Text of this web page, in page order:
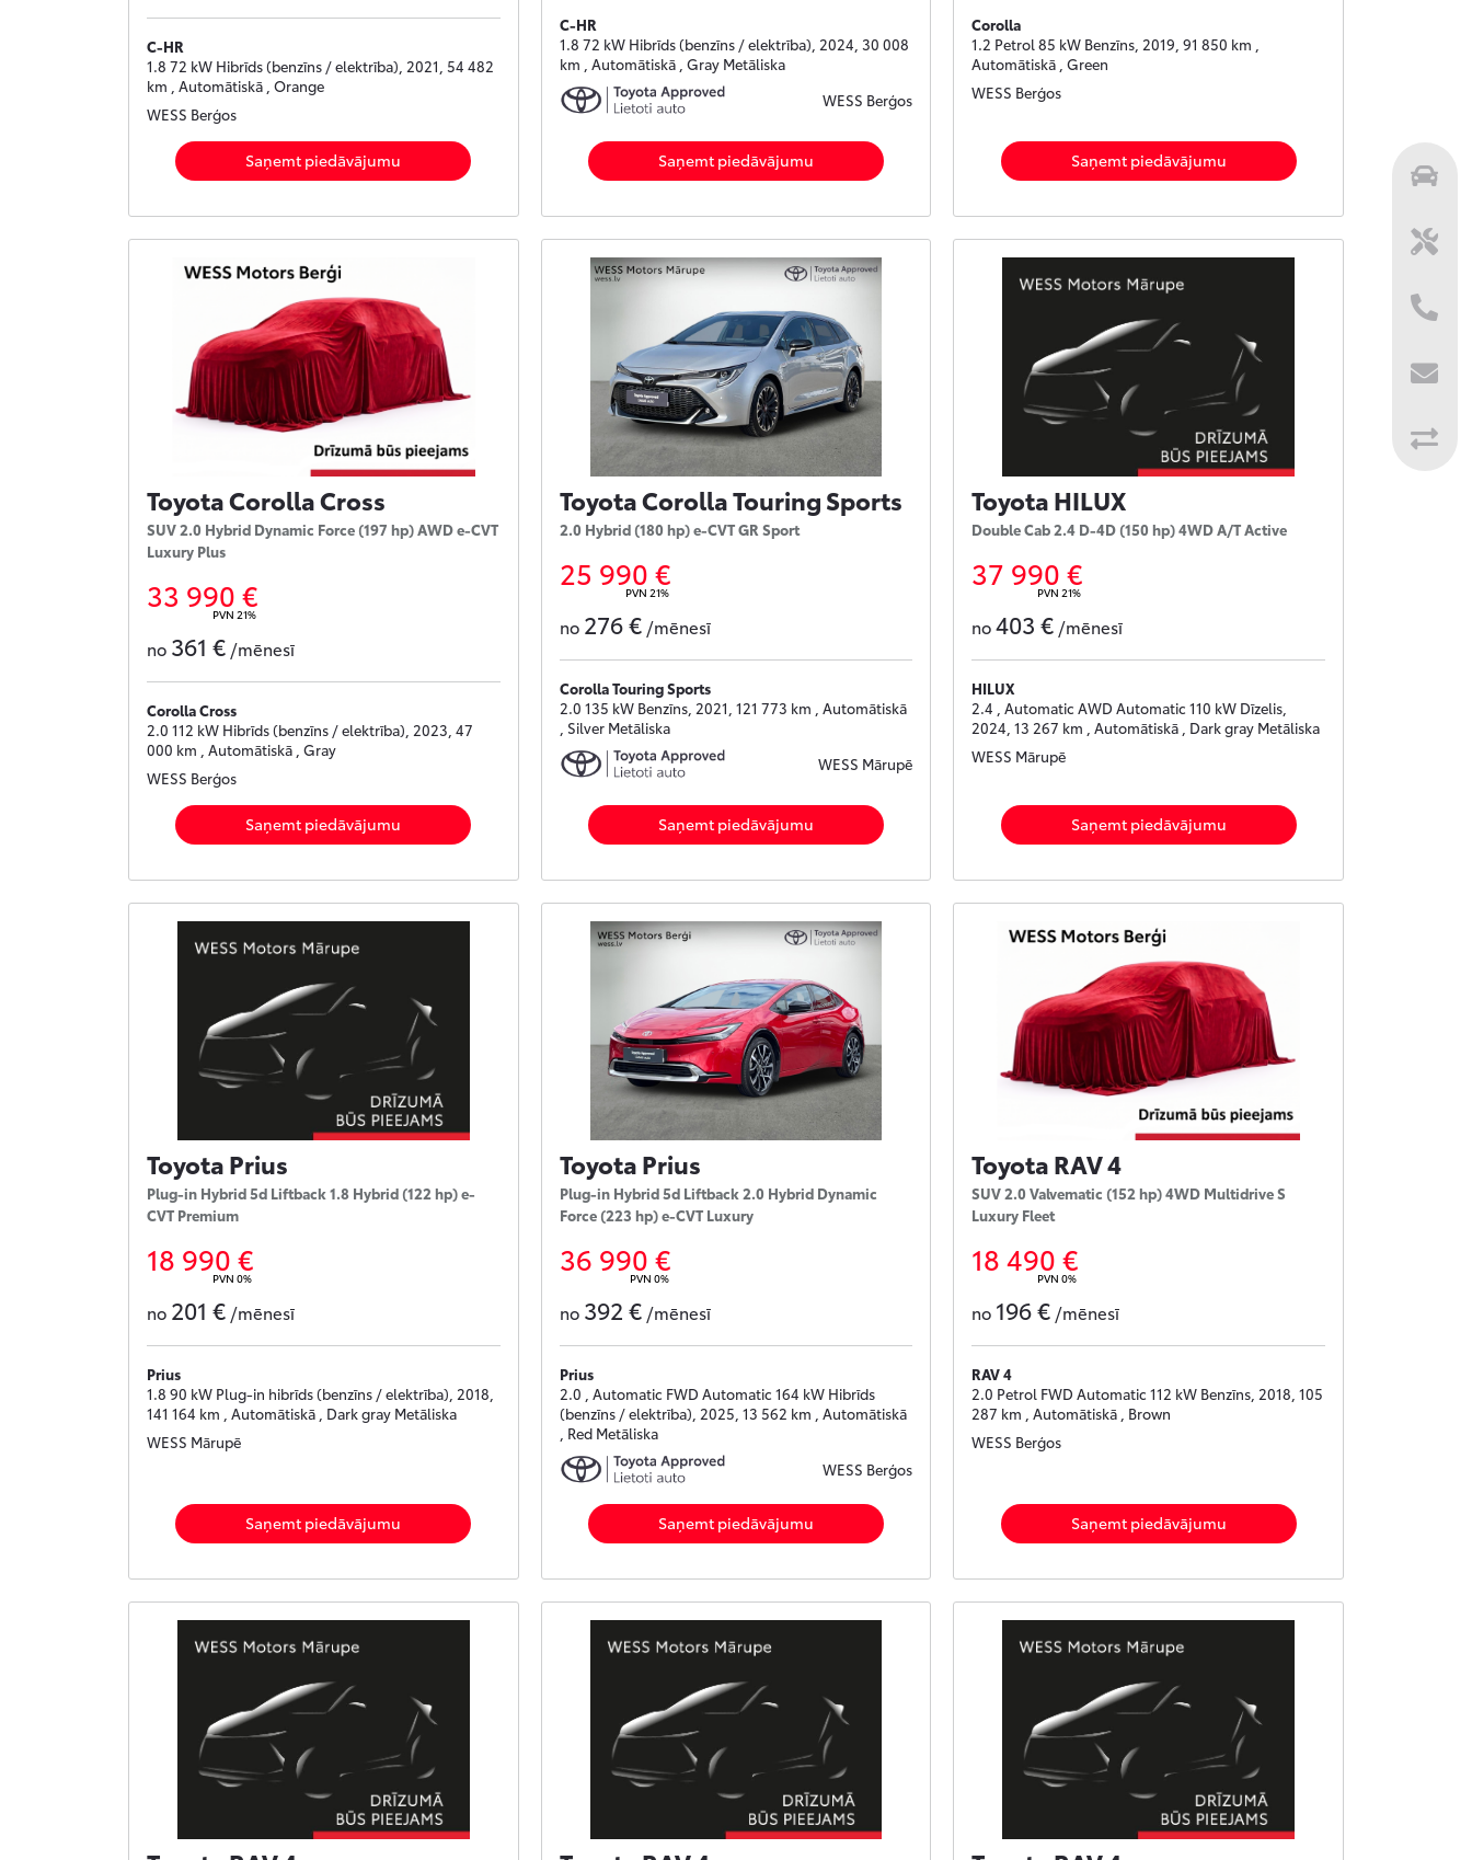
C-HR
1.8 72 kW Hibrīds (benzīns / elektrība), 2021, 54 482
km , Automātiskā , Orange
WESS Berģos
Saņemt piedāvājumu
C-HR
1.8 72 kW Hibrīds (benzīns / elektrība), 2024, 30 008
km , Automātiskā , Gray Metāliska
WESS Berģos
Saņemt piedāvājumu
Corolla
1.2 Petrol 85 kW Benzīns, 2019, 91 850 km ,
Automātiskā , Green
WESS Berģos
Saņemt piedāvājumu
Toyota Corolla Cross
SUV 2.0 Hybrid Dynamic Force (197 hp) AWD e-CVT
Luxury Plus
33 990 €
PVN 21%
no 361 € /mēnesī
Corolla Cross
2.0 112 kW Hibrīds (benzīns / elektrība), 2023, 47
000 km , Automātiskā , Gray
WESS Berģos
Saņemt piedāvājumu
Toyota Corolla Touring Sports
2.0 Hybrid (180 hp) e-CVT GR Sport
25 990 €
PVN 21%
no 276 €/mēnesī
Corolla Touring Sports
2.0 135 kW Benzīns, 2021, 121 773 km , Automātiskā
, Silver Metāliska
WESS Mārupē
Saņemt piedāvājumu
Toyota HILUX
Double Cab 2.4 D-4D (150 hp) 4WD A/T Active
37 990 €
PVN 21%
no403 € /mēnesī
HILUX
2.4 , Automatic AWD Automatic 110 kW Dīzelis,
2024, 13 267 km , Automātiskā , Dark gray Metāliska
WESS Mārupē
Saņemt piedāvājumu
Toyota Prius
Plug-in Hybrid 5d Liftback 1.8 Hybrid (122 hp) e-
CVT Premium
18 990 €
PVN 0%
no 201 € /mēnesī
Prius
1.8 90 kW Plug-in hibrīds (benzīns / elektrība), 2018,
141 164 km , Automātiskā , Dark gray Metāliska
WESS Mārupē
Saņemt piedāvājumu
Toyota Prius
Plug-in Hybrid 5d Liftback 2.0 Hybrid Dynamic
Force (223 hp) e-CVT Luxury
36 990 €
PVN 0%
no 392 €/mēnesī
Prius
2.0 , Automatic FWD Automatic 164 kW Hibrīds
(benzīns / elektrība), 2025, 13 562 km , Automātiskā
, Red Metāliska
WESS Berģos
Saņemt piedāvājumu
Toyota RAV 4
SUV 2.0 Valvematic (152 hp) 4WD Multidrive S
Luxury Fleet
18 490 €
PVN 0%
no 196 € /mēnesī
RAV 4
2.0 Petrol FWD Automatic 112 kW Benzīns, 2018, 105
287 km , Automātiskā , Brown
WESS Berģos
Saņemt piedāvājumu